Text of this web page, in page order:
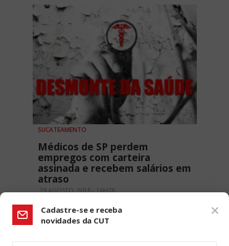
SUCATEAMENTO
Médicos de SP perdem
empregos com carteira
assinada e recebem salários em
atraso
29 AGOSTO, 2018 - 16H28
Cadastre-se e receba
novidades da CUT